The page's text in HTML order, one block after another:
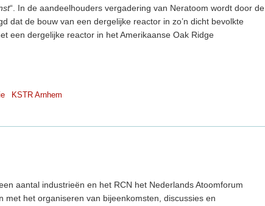
“. In de aandeelhouders vergadering van Neratoom wordt door de
dat de bouw van een dergelijke reactor in zo’n dicht bevolkte
een dergelijke reactor in het Amerikaanse Oak Ridge
KSTR Arnhem
aantal industrieën en het RCN het Nederlands Atoomforum
met het organiseren van bijeenkomsten, discussies en